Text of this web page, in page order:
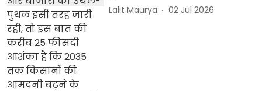
Lalit Maurya 02 Jul 2026